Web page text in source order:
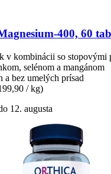
​400, 60
v kombinácii so stopovými
selénom a mangánom
a bez umelých prísad
/ kg)
12. augusta